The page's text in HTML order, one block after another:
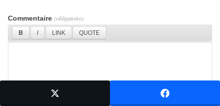
Commentaire (obligatoire)